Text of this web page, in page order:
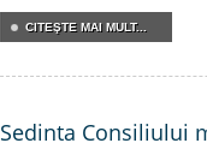
CITEŞTE MAI MULT...
Sedinta Consiliului